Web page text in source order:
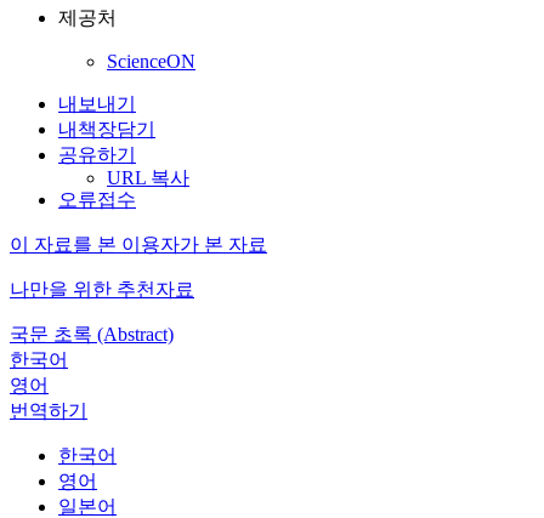
제공처
ScienceON
내보내기
내책장담기
공유하기
URL 복사
오류접수
이 자료를 본 이용자가 본 자료
나만을 위한 추천자료
국문 초록 (Abstract)
한국어
영어
번역하기
한국어
영어
일본어